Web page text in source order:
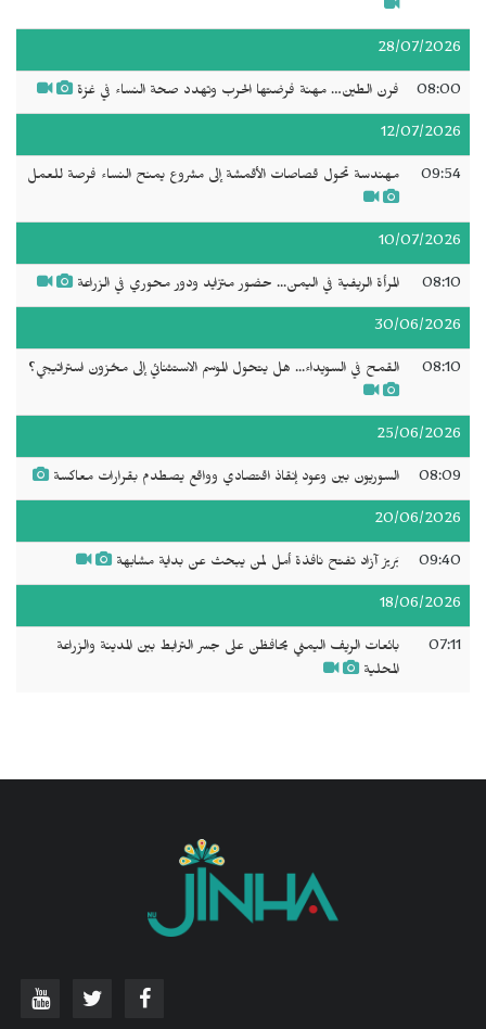
28/07/2026
08:00 فرن الطين… مهنة فرضتها الحرب وتهدد صحة النساء في غزة
12/07/2026
09:54 مهندسة تحول قصاصات الأقمشة إلى مشروع يمنح النساء فرصة للعمل
10/07/2026
08:10 المرأة الريفية في اليمن... حضور متزايد ودور محوري في الزراعة
30/06/2026
08:10 القمح في السويداء... هل يتحول الموسم الاستثنائي إلى مخزون استراتيجي؟
25/06/2026
08:09 السوريون بين وعود إنقاذ اقتصادي وواقع يصطدم بقرارات معاكسة
20/06/2026
09:40 بَريز آزاد تفتح نافذة أمل لمن يبحث عن بداية مشابهة
18/06/2026
07:11
بائعات الريف اليمني يحافظن على جسر الترابط بين المدينة والزراعة
المحلية